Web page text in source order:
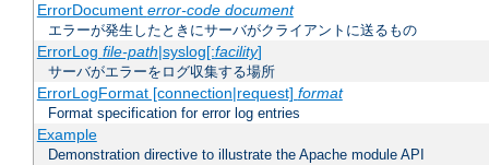
ErrorDocument error-code document
エラーが発生したときにサーバがクライアントに送るもの
ErrorLog file-path|syslog[:facility]
サーバがエラーをログ収集する場所
ErrorLogFormat [connection|request] format
Format specification for error log entries
Example
Demonstration directive to illustrate the Apache module API